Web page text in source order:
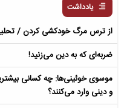
یادداشت
از ترس مرگ خودکشی کردن / تحلیلی بر
ضربه‌ای که به دین می‌زنید!
موسوی خوئینی‌ها: چه کسانی
و دینی وارد می‌کنند؟